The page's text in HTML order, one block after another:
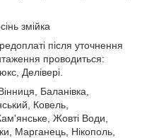
після уточнення
проводиться:
Делівері.
Баланівка,
Ковель,
Жовті Води,
Марганець, Нікополь,